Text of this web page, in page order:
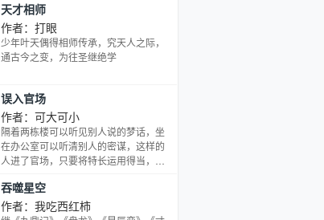
一段旖旎美妙的历程？ 男儿两行泪，一
行为苍生，一行为美人……
天才相师
作者：打眼
少年叶天偶得相师传承，究天人之际，
通古今之变，为往圣继绝学
误入官场
作者：可大可小
隔着两栋楼可以听见别人说的梦话，坐
在办公室可以听清别人的密谋，这样的
人进了官场，只要将特长运用得当，想
吞噬星空
作者：我吃西红柿